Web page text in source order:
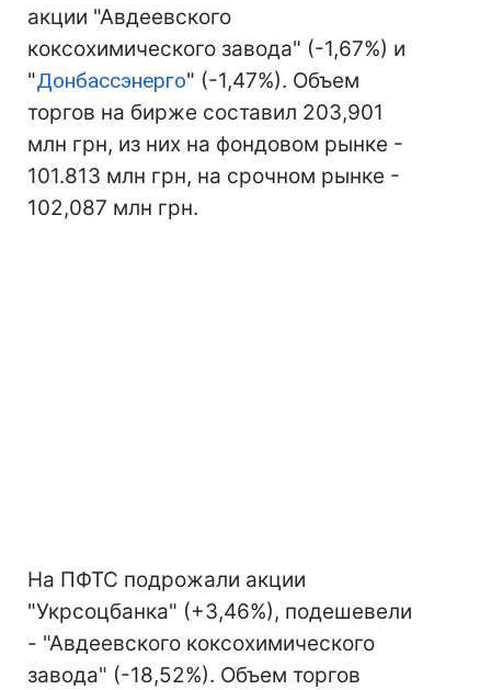
акции "Авдеевского
коксохимического завода" (-1,67%) и
"Донбассэнерго" (-1,47%). Объем
торгов на бирже составил 203,901
млн грн, из них на фондовом рынке -
101.813 млн грн, на срочном рынке -
102,087 млн грн.
На ПФТС подрожали акции
"Укрсоцбанка" (+3,46%), подешевели
- "Авдеевского коксохимического
завода" (-18,52%). Объем торгов